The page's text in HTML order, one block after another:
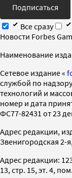
Подписаться
Все сразу
Новости Forbes
Наименование
Cетевое издание «
службой по
технологий и
номер и дата
ФС77-82431 от 23
Адрес редакции,
Звенигородская 2-
Адрес редакции:
13, стр. 15, эт. 4,